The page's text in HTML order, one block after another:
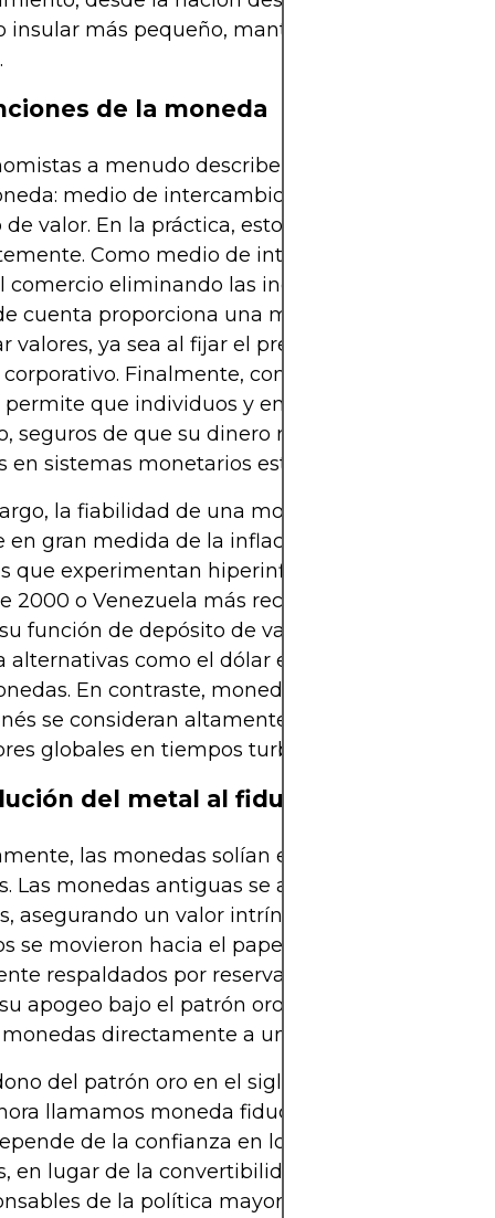
insular más pequeño, mantiene alguna forma
de la moneda
a menudo describen tres funciones
medio de intercambio, unidad de cuenta y
valor. En la práctica, estos roles se
Como medio de intercambio, una
comercio eliminando las ineficiencias del
cuenta proporciona una medida consistente
valores, ya sea al fijar el precio de una barra de
Finalmente, como depósito de valor,
que individuos y empresas ahorren y
seguros de que su dinero retendrá el poder
en sistemas monetarios estables.
la fiabilidad de una moneda como depósito
en gran medida de la inflación y la disciplina
que experimentan hiperinflación, como
2000 o Venezuela más recientemente, las
función de depósito de valor, lo que obliga a
alternativas como el dólar estadounidense o las
En contraste, monedas como el franco
se consideran altamente estables, y a
globales en tiempos turbulentos.
del metal al fiduciario
las monedas solían estar vinculadas a
Las monedas antiguas se acuñaban con
asegurando un valor intrínseco. Durante siglos,
se movieron hacia el papel moneda y los
respaldados por reservas de oro o plata.
apogeo bajo el patrón oro, que vinculaba el
directamente a una cantidad fija de
del patrón oro en el siglo XX transformó el
llamamos moneda fiduciaria. Hoy en día, el
de la confianza en los gobiernos y bancos
en lugar de la convertibilidad física. Este
de la política mayor flexibilidad para